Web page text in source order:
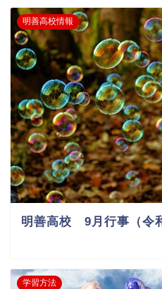
明善高校情報
明善高校 9月行事（令
学習方法